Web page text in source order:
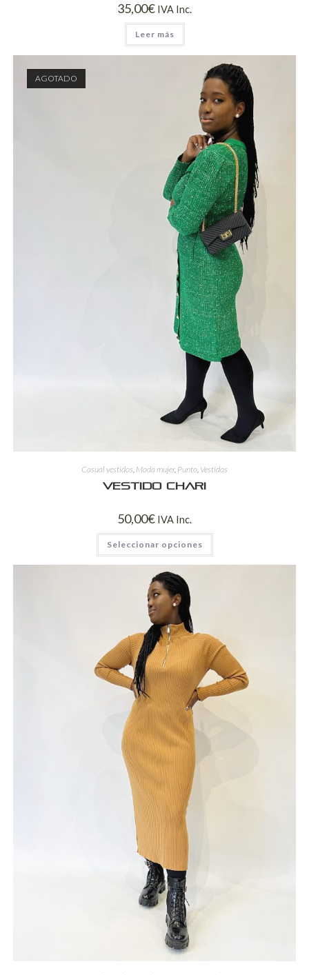
35,00€ IVA Inc.
Leer más
AGOTADO
Casual vestidos Moda mujer, Punto Vestidos
Vestido Chari
50,00€ IVA Inc.
Seleccionar opciones